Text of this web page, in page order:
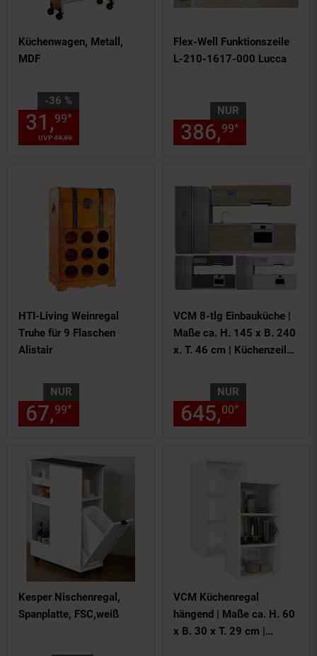
Küchenwagen, Metall,
MDF
-36 %
Sie Sparen 36 Prozent,
UVP49,99
31,99* Aktueller Preis: 31,
Flex-Well Funktionszeile
L-210-1617-000 Lucca
NUR
386,99*
HTI-Living Weinregal
Truhe für 9 Flaschen
Alistair
NUR
67,99* € Sternchen
VCM 8-tlg Einbauküche |
Maße ca. H. 145 x B. 240
x. T. 46 cm | Küchenzeile |
Komplettküche - Esilo
NUR
645,00*
Kesper Nischenregal,
Spanplatte, FSC,weiß
VCM Küchenregal
hängend | Maße ca. H. 60
x B. 30 x T. 29 cm |